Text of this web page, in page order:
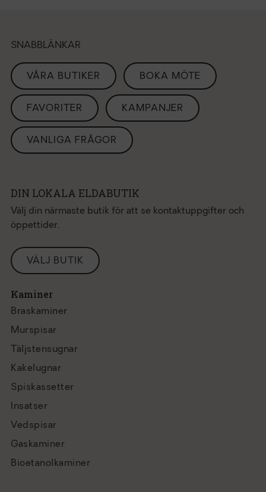
SNABBLÄNKAR
VÅRA BUTIKER BOKA MÖTE
FAVORITER KAMPANJER
VANLIGA FRÅGOR
DIN LOKALA ELDABUTIK
Välj din närmaste butik för att se kontaktuppgifter och
öppettider.
VÄLJ BUTIK
Kaminer
Braskaminer
Murspisar
Täljstensugnar
Kakelugnar
Spiskassetter
Insatser
Vedspisar
Gaskaminer
Bioetanolkaminer